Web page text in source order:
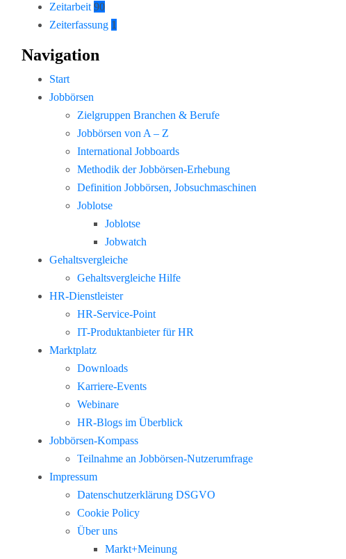
Zeitarbeit 90
Zeiterfassung 1
Navigation
Start
Jobbörsen
Zielgruppen Branchen & Berufe
Jobbörsen von A – Z
International Jobboards
Methodik der Jobbörsen-Erhebung
Definition Jobbörsen, Jobsuchmaschinen
Joblotse
Joblotse
Jobwatch
Gehaltsvergleiche
Gehaltsvergleiche Hilfe
HR-Dienstleister
HR-Service-Point
IT-Produktanbieter für HR
Marktplatz
Downloads
Karriere-Events
Webinare
HR-Blogs im Überblick
Jobbörsen-Kompass
Teilnahme an Jobbörsen-Nutzerumfrage
Impressum
Datenschutzerklärung DSGVO
Cookie Policy
Über uns
Markt+Meinung